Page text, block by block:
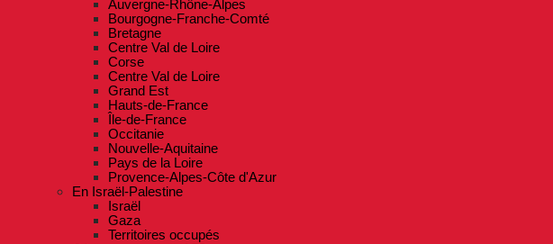
Auvergne-Rhône-Alpes
Bourgogne-Franche-Comté
Bretagne
Centre Val de Loire
Corse
Centre Val de Loire
Grand Est
Hauts-de-France
Île-de-France
Occitanie
Nouvelle-Aquitaine
Pays de la Loire
Provence-Alpes-Côte d'Azur
En Israël-Palestine
Israël
Gaza
Territoires occupés